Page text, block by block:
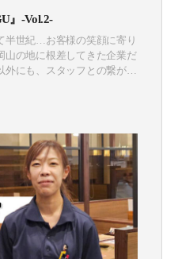
』-Vol.2-
半世紀…お客様の笑顔に寄り
山の地に根差してきた企業だ
外にも、スタッフとの繋がり
な従業員思いの桑野店長を紹介します！ プロフィール